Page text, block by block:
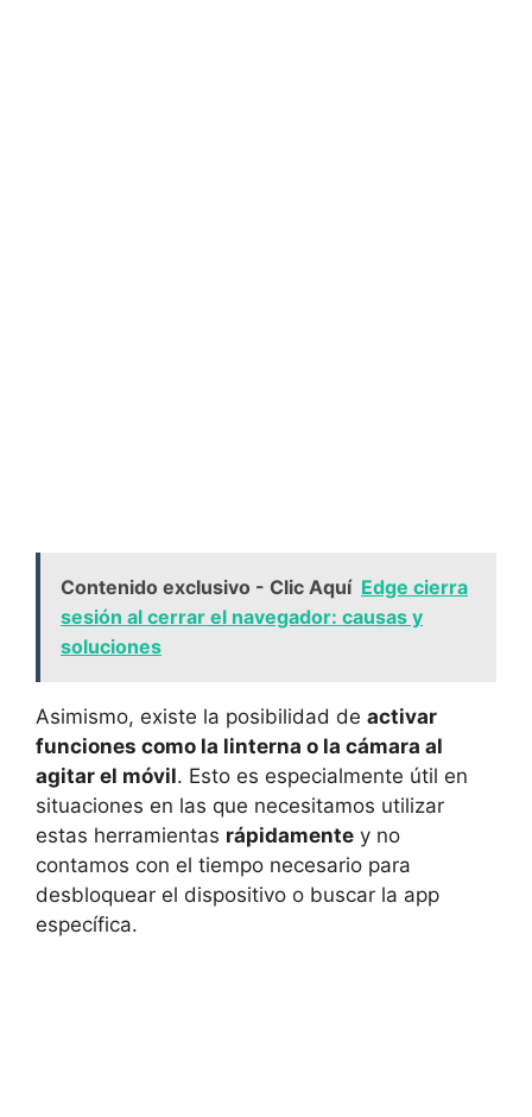
Contenido exclusivo - Clic Aquí Edge cierra
sesión al cerrar el navegador: causas y
soluciones
Asimismo, existe la posibilidad de activar
funciones como la linterna o la cámara al
agitar el móvil. Esto es especialmente útil en
situaciones en las que necesitamos utilizar
estas herramientas rápidamente y no
contamos con el tiempo necesario para
desbloquear el dispositivo o buscar la app
específica.